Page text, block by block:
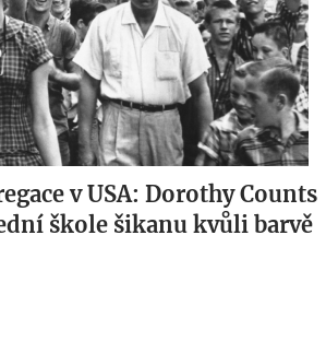
v USA: Dorothy Counts
škole šikanu kvůli barvě